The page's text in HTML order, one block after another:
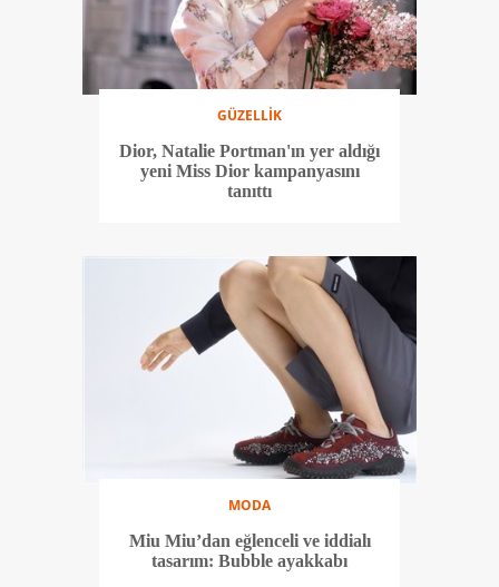
GÜZELLİK
Dior, Natalie Portman'ın yer aldığı
yeni Miss Dior kampanyasını
tanıttı
MODA
Miu Miu’dan eğlenceli ve iddialı
tasarım: Bubble ayakkabı